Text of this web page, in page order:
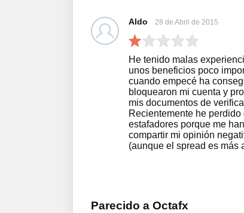
Aldo 28 de Abril de 2015
He tenido malas
unos beneficios poco
cuando empecé ha
bloquearon mi cuenta y
mis documentos de
Recientemente he
estafadores porque me
compartir mi opinión
(aunque el spread es más
Parecido a Octafx